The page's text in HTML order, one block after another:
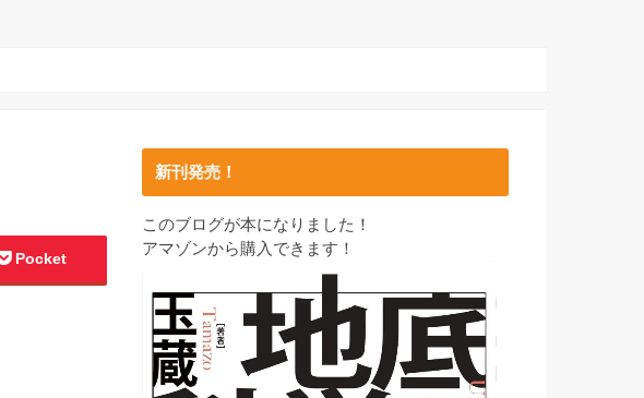
Pocket
新刊発売！
このブログが本になりました！
アマゾンから購入できます！